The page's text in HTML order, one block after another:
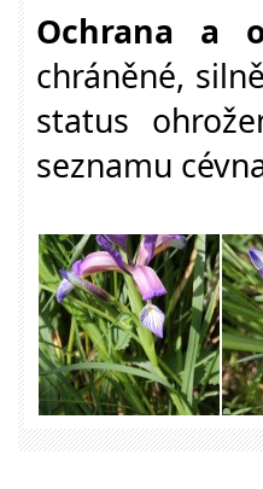
Ochrana a
chráněné,
status
seznamu